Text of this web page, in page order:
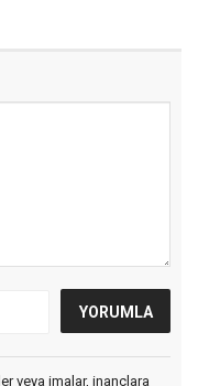
veya imalar, inançlara